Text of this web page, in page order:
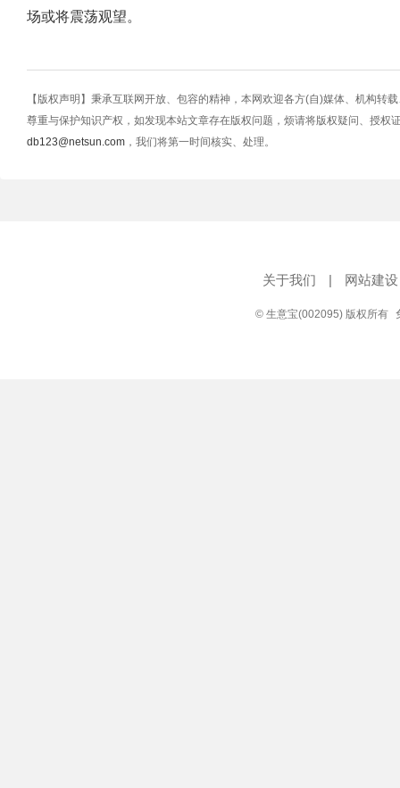
场或将震荡观望。
【版权声明】秉承互联网开放、包容的精神，本网欢迎各方(自)媒体、机构转
尊重与保护知识产权，如发现本站文章存在版权问题，烦请将版权疑问、授权
db123@netsun.com ，我们将第一时间核实、处理。
关于我们 | 网站建设
© 生意宝(002095) 版权所有